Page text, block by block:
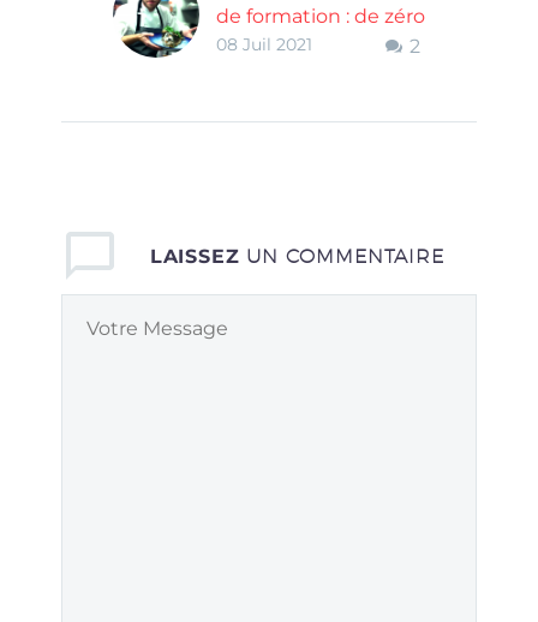
de formation : de zéro
à 3 étoiles
contenus
2
08 Juil 2021
LAISSEZ UN COMMENTAIRE